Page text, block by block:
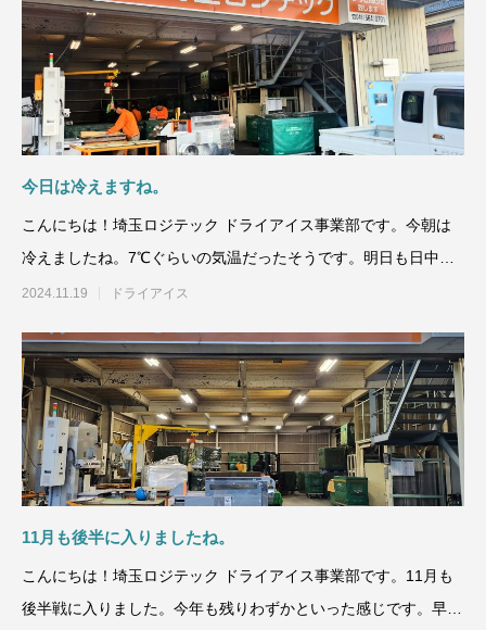
今日は冷えますね。
こんにちは！埼玉ロジテック ドライアイス事業部です。今朝は
冷えましたね。7℃ぐらいの気温だったそうです。明日も日中は
あまり気温が上がらない
2024.11.19 ドライアイス
11月も後半に入りましたね。
こんにちは！埼玉ロジテック ドライアイス事業部です。11月も
後半戦に入りました。今年も残りわずかといった感じです。早い